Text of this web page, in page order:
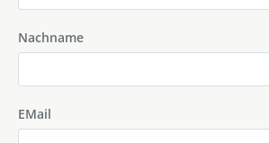
Nachname
EMail